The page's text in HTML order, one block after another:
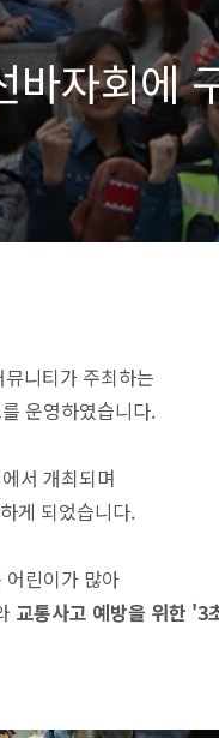
바자회에
니티가 주최하는
운영하였습니다.
서 개최되며
게 되었습니다.
어린이가 많아
교통사고 예방을 위한 '3